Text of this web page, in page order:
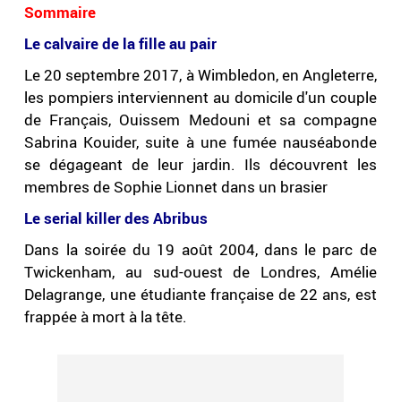
Sommaire
Le calvaire de la fille au pair
Le 20 septembre 2017, à Wimbledon, en Angleterre,
les pompiers interviennent au domicile d'un couple
de Français, Ouissem Medouni et sa compagne
Sabrina Kouider, suite à une fumée nauséabonde
se dégageant de leur jardin. Ils découvrent les
membres de Sophie Lionnet dans un brasier
Le serial killer des Abribus
Dans la soirée du 19 août 2004, dans le parc de
Twickenham, au sud-ouest de Londres, Amélie
Delagrange, une étudiante française de 22 ans, est
frappée à mort à la tête.